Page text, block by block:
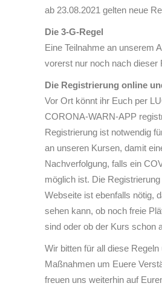
ab 23.08.2021 gelten neue
Die 3-G-Regel
Eine Teilnahme an unserem
vorerst nur noch nach dieser
Die Registrierung online
Vor Ort könnt ihr Euch per
CORONA-WARN-APP
Registrierung ist notwendig
an unseren Kursen, damit
Nachverfolgung, falls ein
möglich ist. Die
Webseite ist ebenfalls nötig,
sehen kann, ob noch freie
sind oder ob der Kurs schon
Wir bitten für all diese Regeln
Maßnahmen um Euere
freuen uns weiterhin auf